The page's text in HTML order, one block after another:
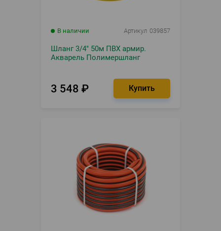
В наличии Артикул 039857
Шланг 3/4" 50м ПВХ армир.
Акварель Полимершланг
3 548 ₽